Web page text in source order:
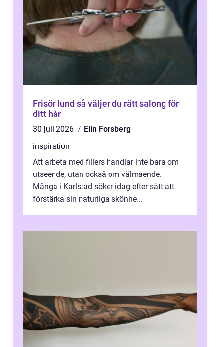
Frisör lund så väljer du rätt salong för
ditt hår
30 juli 2026
Elin Forsberg
inspiration
Att arbeta med fillers handlar inte bara om
utseende, utan också om välmående.
Många i Karlstad söker idag efter sätt att
förstärka sin naturliga skönhe...